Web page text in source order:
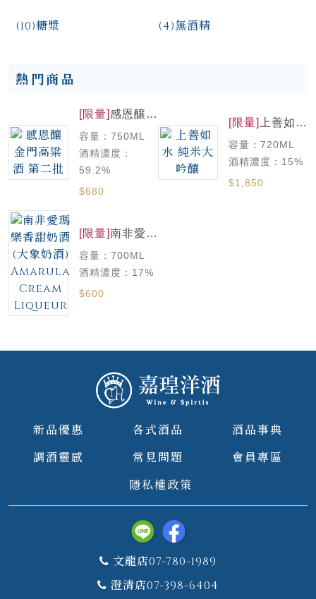
糖漿
(10) 無酒精
(4)
熱門商品
[限量] 感恩釀
二批
容量：750ML
酒精濃度：
59.2%
$680
[限量]
上善如水
容量：720ML
酒精濃度：15%
$1,850
[限量]南非愛瑪
象奶酒)
Amarula
Liqueur
容量：700ML
酒精濃度：17%
$600
新品優惠 各式酒品
酒品事典
調酒靈感
常見問題
會員專區
隱私權政策
文龍店07-780-1989
澄清店07-398-6404